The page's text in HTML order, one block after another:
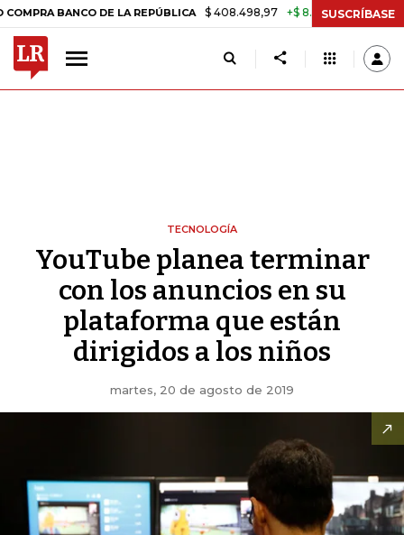
BANCO DE LA REPÚBLICA $ 408.498,97 +$ 8.753,81 +2,19% TASA
SUSCRÍBASE
TECNOLOGÍA
YouTube planea terminar
con los anuncios en su
plataforma que están
dirigidos a los niños
martes, 20 de agosto de 2019